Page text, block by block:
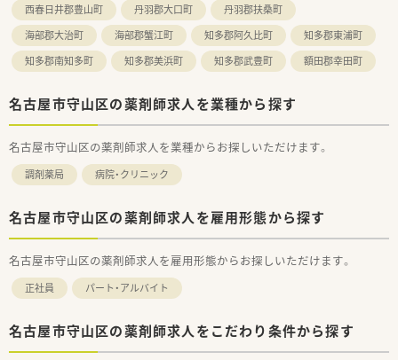
西春日井郡豊山町
丹羽郡大口町
丹羽郡扶桑町
海部郡大治町
海部郡蟹江町 知多郡阿久比町
知多郡東浦町
知多郡南知多町
知多郡美浜町 知多郡武豊町 額田郡幸田町
名古屋市守山区の薬剤師求人を業種から探す
名古屋市守山区の薬剤師求人を業種からお探しいただけます。
調剤薬局 病院・クリニック
名古屋市守山区の薬剤師求人を雇用形態から探す
名古屋市守山区の薬剤師求人を雇用形態からお探しいただけます。
正社員 パート・アルバイト
名古屋市守山区の薬剤師求人をこだわり条件から探す